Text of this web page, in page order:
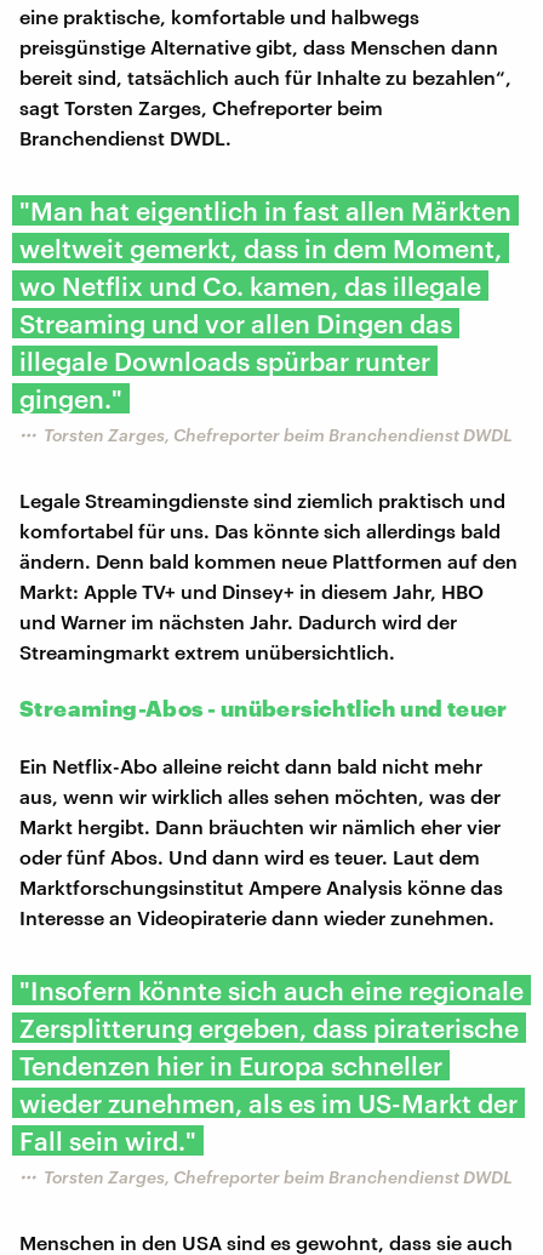
eine praktische, komfortable und halbwegs
preisgünstige Alternative gibt, dass Menschen dann
bereit sind, tatsächlich auch für Inhalte zu bezahlen“,
sagt Torsten Zarges, Chefreporter beim
Branchendienst DWDL.
"Man hat eigentlich in fast allen Märkten
weltweit gemerkt, dass in dem Moment,
wo Netflix und Co. kamen, das illegale
Streaming und vor allen Dingen das
illegale Downloads spürbar runter
gingen."
Torsten Zarges, Chefreporter beim Branchendienst DWDL
Legale Streamingdienste sind ziemlich praktisch und
komfortabel für uns. Das könnte sich allerdings bald
ändern. Denn bald kommen neue Plattformen auf den
Markt: Apple TV+ und Dinsey+ in diesem Jahr, HBO
und Warner im nächsten Jahr. Dadurch wird der
Streamingmarkt extrem unübersichtlich.
Streaming-Abos - unübersichtlich und teuer
Ein Netflix-Abo alleine reicht dann bald nicht mehr
aus, wenn wir wirklich alles sehen möchten, was der
Markt hergibt. Dann bräuchten wir nämlich eher vier
oder fünf Abos. Und dann wird es teuer. Laut dem
Marktforschungsinstitut Ampere Analysis könne das
Interesse an Videopiraterie dann wieder zunehmen.
"Insofern könnte sich auch eine regionale
Zersplitterung ergeben, dass piraterische
Tendenzen hier in Europa schneller
wieder zunehmen, als es im US-Markt der
Fall sein wird."
Torsten Zarges, Chefreporter beim Branchendienst DWDL
Menschen in den USA sind es gewohnt, dass sie auch